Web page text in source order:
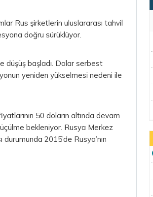
Rus şirketlerin uluslararası tahvil
doğru sürüklüyor.
düşüş başladı. Dolar serbest
yeniden yükselmesi nedeni ile
50 doların altında devam
bekleniyor. Rusya Merkez
2015’de Rusya’nın